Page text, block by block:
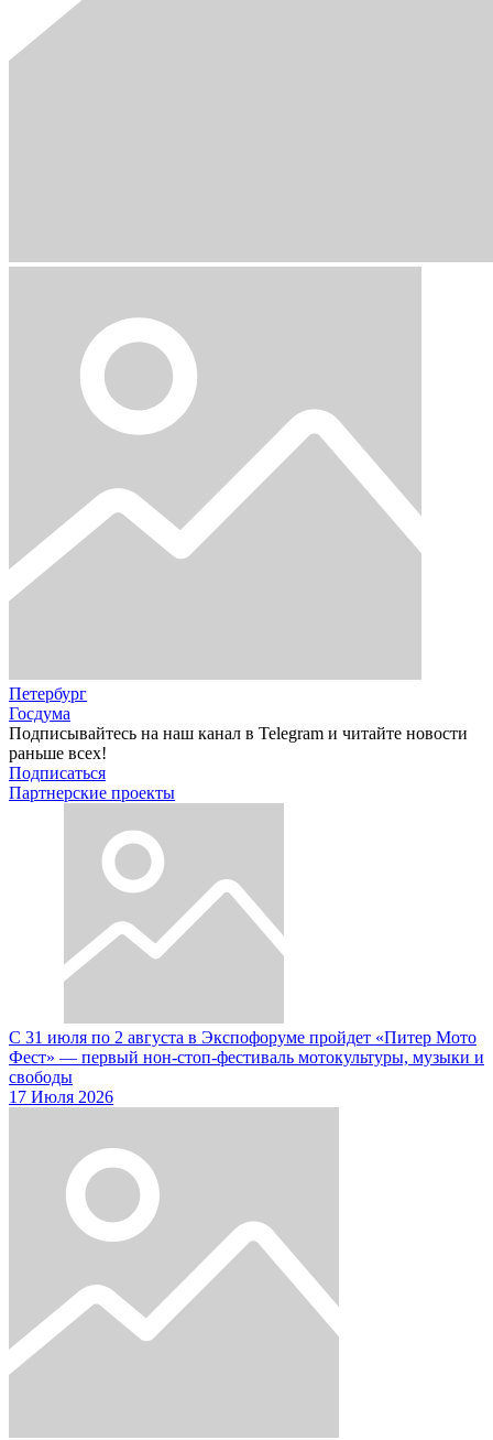
Петербург
Госдума
Подписывайтесь на наш канал в Telegram и читайте новости
раньше всех!
Подписаться
Партнерские проекты
С 31 июля по 2 августа в Экспофоруме пройдет «Питер Мото
Фест» — первый нон-стоп-фестиваль мотокультуры, музыки и
свободы
17 Июля 2026